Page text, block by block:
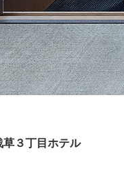
草３丁目ホテル